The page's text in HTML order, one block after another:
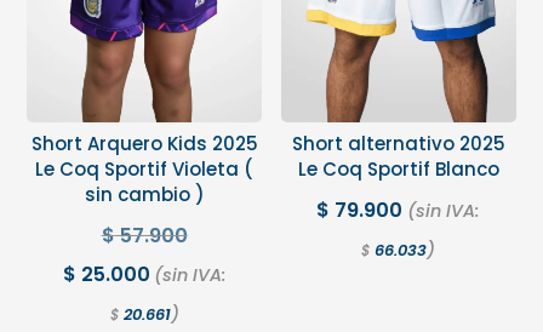
Short Arquero Kids 2025
Le Coq Sportif Violeta (
sin cambio )
$57.900
$ 25.000 (sin IVA:
$ 20.661)
Short alternativo 2025
Le Coq Sportif Blanco
$ 79.900 (sin IVA:
$ 66.033)